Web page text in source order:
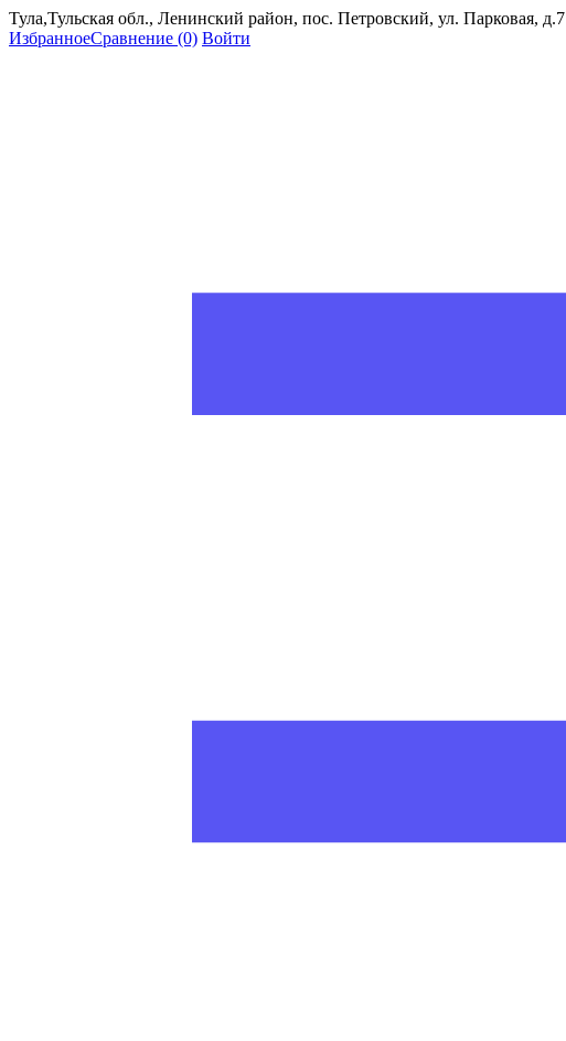
Тула,Тульская обл., Ленинский район, пос. Петровский, ул. Парковая, д.7
ИзбранноеСравнение (0) Войти